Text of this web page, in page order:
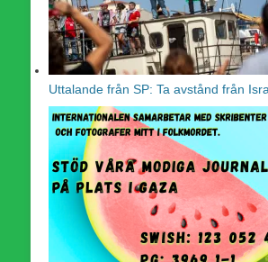
Uttalande från SP: Ta avstånd från